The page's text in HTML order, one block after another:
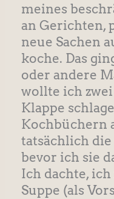
meines
an Gerichten,
neue Sachen
koche. Das
oder andere
wollte ich
Klappe
Kochbüchern
tatsächlich
bevor ich sie
Ich dachte,
Suppe (als